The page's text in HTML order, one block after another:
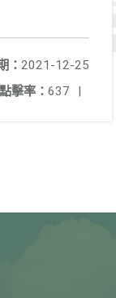
： 2021-12-25
點擊率： 637 |